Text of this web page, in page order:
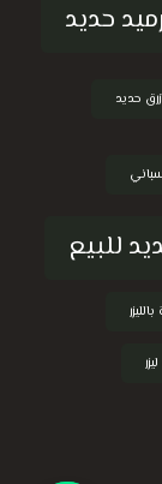
حديد
حديد
للبيع